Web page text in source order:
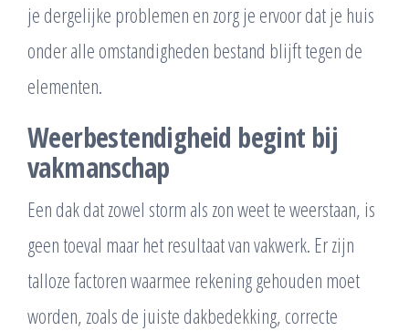
je dergelijke problemen en zorg je ervoor dat je huis
onder alle omstandigheden bestand blijft tegen de
elementen.
Weerbestendigheid begint bij
vakmanschap
Een dak dat zowel storm als zon weet te weerstaan, is
geen toeval maar het resultaat van vakwerk. Er zijn
talloze factoren waarmee rekening gehouden moet
worden, zoals de juiste dakbedekking, correcte